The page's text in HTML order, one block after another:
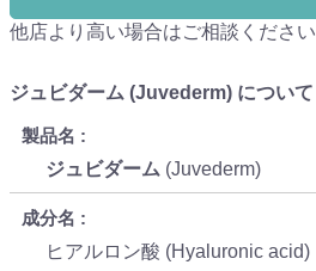
他店より高い場合はご相談ください
ジュビダーム (Juvederm) について
製品名
ジュビダーム (Juvederm)
成分名
ヒアルロン酸 (Hyaluronic acid)